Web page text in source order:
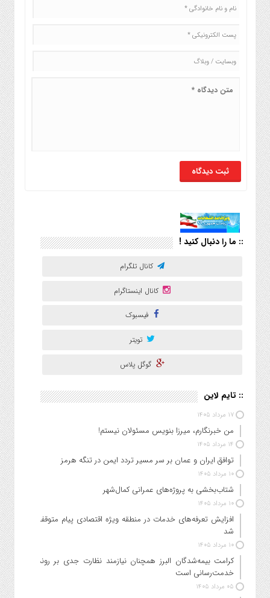
:: ما را دنبال کنید !
کانال تلگرام
کانال اینستاگرام
فیسبوک
تویتر
گوگل پلاس
:: تایم لاین
۱۷ مرداد ۱۴۰۵
من خبرنگارم، میرزا بنویس مسئولان نیستم!
۱۴ مرداد ۱۴۰۵
توافق ایران و عمان بر سر مسیر تردد ایمن در تنگه هرمز
۱۰ مرداد ۱۴۰۵
شتاب‌بخشی به پروژه‌های عمرانی کمال‌شهر
۱۰ مرداد ۱۴۰۵
افزایش تعرفه‌های خدمات در منطقه ویژه اقتصادی پیام متوقف
شد
۱۰ مرداد ۱۴۰۵
کرامت بیمه‌شدگان البرز همچنان نیازمند نظارت جدی بر روند
خدمت‌رسانی است
۰۵ مرداد ۱۴۰۵